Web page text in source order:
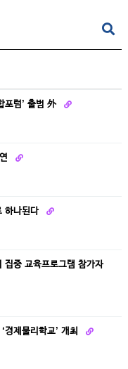
포럼’ 출범 外
하나된다
집중 교육프로그램 참가자
제물리학교’ 개최